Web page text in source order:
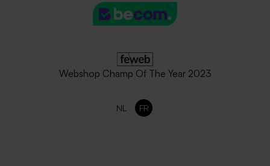
Webshop Champ Of The Year 2023
NL FR